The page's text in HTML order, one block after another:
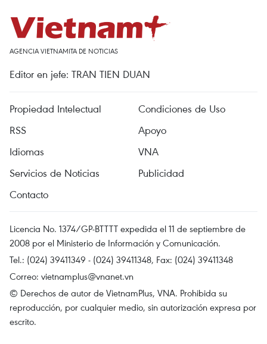
AGENCIA VIETNAMITA DE NOTICIAS
Editor en jefe: TRAN TIEN DUAN
Propiedad Intelectual
Condiciones de Uso
RSS
Apoyo
Idiomas
VNA
Servicios de Noticias
Publicidad
Contacto
Licencia No. 1374/GP-BTTTT expedida el 11 de septiembre de
2008 por el Ministerio de Información y Comunicación.
Tel.: (024) 39411349 - (024) 39411348, Fax: (024) 39411348
Correo: vietnamplus@vnanet.vn
© Derechos de autor de VietnamPlus, VNA. Prohibida su
reproducción, por cualquier medio, sin autorización expresa por
escrito.